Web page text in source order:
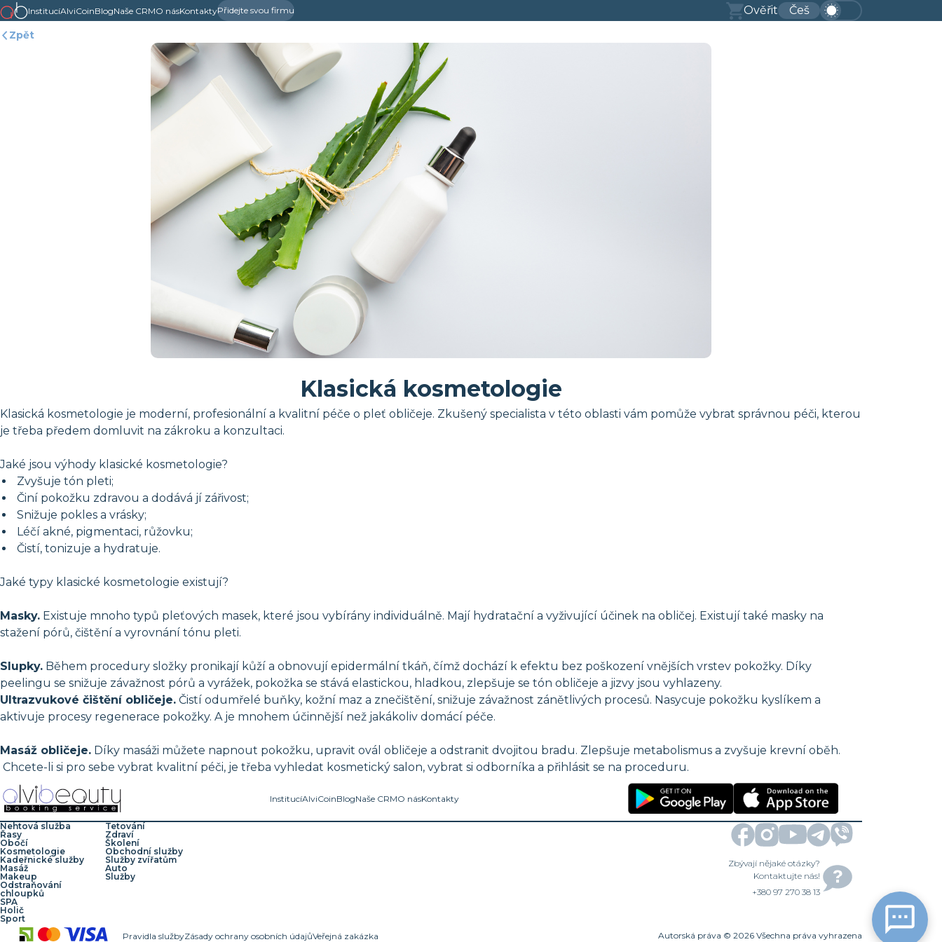
InstitucíAlviCoinBlogNaše CRMO násKontaktyPřidejte svou firmu Ověřit Češ
Zpět
Klasická kosmetologie
Klasická kosmetologie je moderní, profesionální a kvalitní péče o pleť obličeje. Zkušený specialista v této oblasti vám pomůže vybrat správnou péči, kterou
je třeba předem domluvit na zákroku a konzultaci.
Jaké jsou výhody klasické kosmetologie?
Zvyšuje tón pleti;
Činí pokožku zdravou a dodává jí zářivost;
Snižuje pokles a vrásky;
Léčí akné, pigmentaci, růžovku;
Čistí, tonizuje a hydratuje.
Jaké typy klasické kosmetologie existují?
Masky. Existuje mnoho typů pleťových masek, které jsou vybírány individuálně. Mají hydratační a vyživující účinek na obličej. Existují také masky na
stažení pórů, čištění a vyrovnání tónu pleti.
Slupky. Během procedury složky pronikají kůží a obnovují epidermální tkáň, čímž dochází k efektu bez poškození vnějších vrstev pokožky. Díky
peelingu se snižuje závažnost pórů a vyrážek, pokožka se stává elastickou, hladkou, zlepšuje se tón obličeje a jizvy jsou vyhlazeny.
Ultrazvukové čištění obličeje. Čistí odumřelé buňky, kožní maz a znečištění, snižuje závažnost zánětlivých procesů. Nasycuje pokožku kyslíkem a
aktivuje procesy regenerace pokožky. A je mnohem účinnější než jakákoliv domácí péče.
Masáž obličeje. Díky masáži můžete napnout pokožku, upravit ovál obličeje a odstranit dvojitou bradu. Zlepšuje metabolismus a zvyšuje krevní oběh.
Chcete-li si pro sebe vybrat kvalitní péči, je třeba vyhledat kosmetický salon, vybrat si odborníka a přihlásit se na proceduru.
InstitucíAlviCoinBlogNaše CRMO násKontakty
Nehtová služba
Řasy
Obočí
Kosmetologie
Kadeřnické služby
Masáž
Makeup
Odstraňování
chloupků
SPA
Holič
Sport
Tetování
Zdraví
Školení
Obchodní služby
Služby zvířatům
Auto
Služby
Zbývají nějaké otázky?
Kontaktujte nás!
+380 97 270 38 13
Pravidla službyZásady ochrany osobních údajůVeřejná zakázka Autorská práva © 2026 Všechna práva vyhrazena